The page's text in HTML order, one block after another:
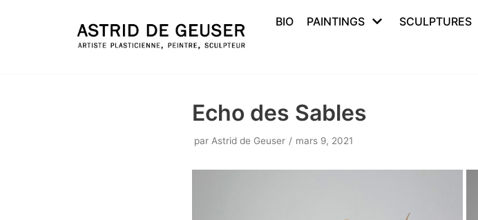
BIO PAINTINGS SCULPTURES
Echo des Sables
par Astrid de Geuser mars 9, 2021